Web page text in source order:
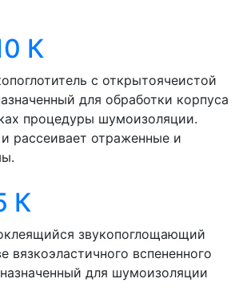
К
с открытоячеистой
для обработки корпуса
процедуры шумоизоляции.
рассеивает отраженные и
К
звукопоглощающий
вязкоэластичного вспененного
для шумоизоляции